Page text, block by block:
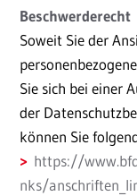
Beschwerderecht
Soweit Sie der
Sie sich bei einer
der
können Sie
https://
nks/